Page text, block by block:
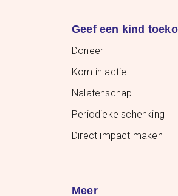
Geef een kind
Doneer
Kom in actie
Nalatenschap
Periodieke schenking
Direct impact maken
Meer